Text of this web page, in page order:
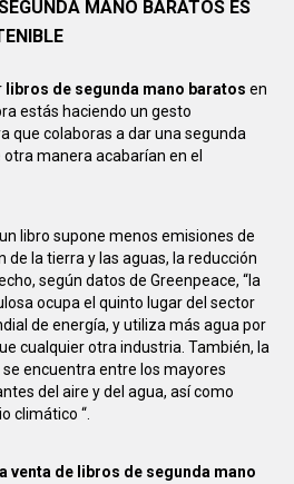
MANO BARATOS ES
libros de segunda mano baratos en
estás haciendo un gesto
que colaboras a dar una segunda
manera acabarían en el
libro supone menos emisiones de
de la tierra y las aguas, la reducción
según datos de Greenpeace, “la
ocupa el quinto lugar del sector
de energía, y utiliza más agua por
cualquier otra industria. También, la
encuentra entre los mayores
del aire y del agua, así como
climático “.
venta de libros de segunda mano